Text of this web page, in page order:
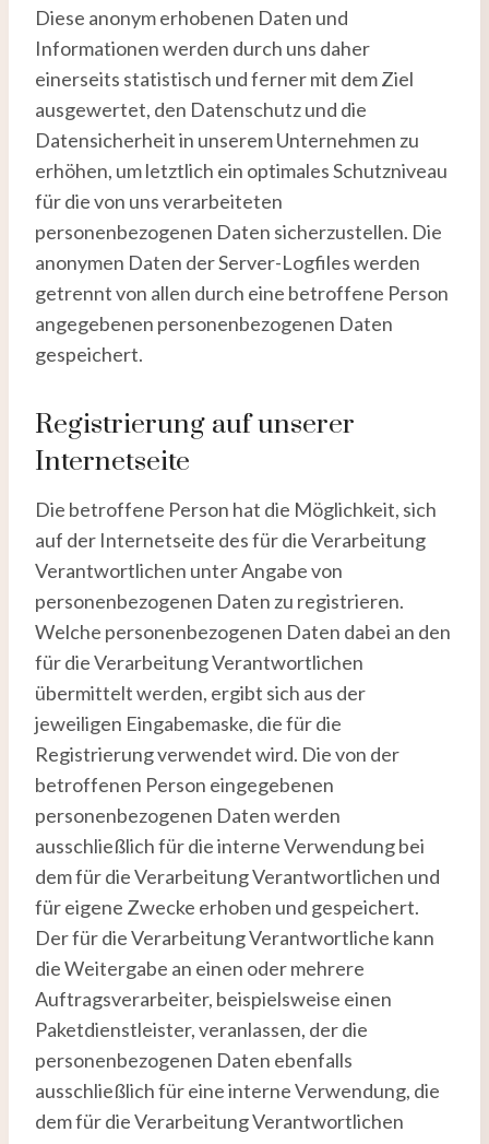
Diese anonym erhobenen Daten und
Informationen werden durch uns daher
einerseits statistisch und ferner mit dem Ziel
ausgewertet, den Datenschutz und die
Datensicherheit in unserem Unternehmen zu
erhöhen, um letztlich ein optimales Schutzniveau
für die von uns verarbeiteten
personenbezogenen Daten sicherzustellen. Die
anonymen Daten der Server-Logfiles werden
getrennt von allen durch eine betroffene Person
angegebenen personenbezogenen Daten
gespeichert.
Registrierung auf unserer
Internetseite
Die betroffene Person hat die Möglichkeit, sich
auf der Internetseite des für die Verarbeitung
Verantwortlichen unter Angabe von
personenbezogenen Daten zu registrieren.
Welche personenbezogenen Daten dabei an den
für die Verarbeitung Verantwortlichen
übermittelt werden, ergibt sich aus der
jeweiligen Eingabemaske, die für die
Registrierung verwendet wird. Die von der
betroffenen Person eingegebenen
personenbezogenen Daten werden
ausschließlich für die interne Verwendung bei
dem für die Verarbeitung Verantwortlichen und
für eigene Zwecke erhoben und gespeichert.
Der für die Verarbeitung Verantwortliche kann
die Weitergabe an einen oder mehrere
Auftragsverarbeiter, beispielsweise einen
Paketdienstleister, veranlassen, der die
personenbezogenen Daten ebenfalls
ausschließlich für eine interne Verwendung, die
dem für die Verarbeitung Verantwortlichen